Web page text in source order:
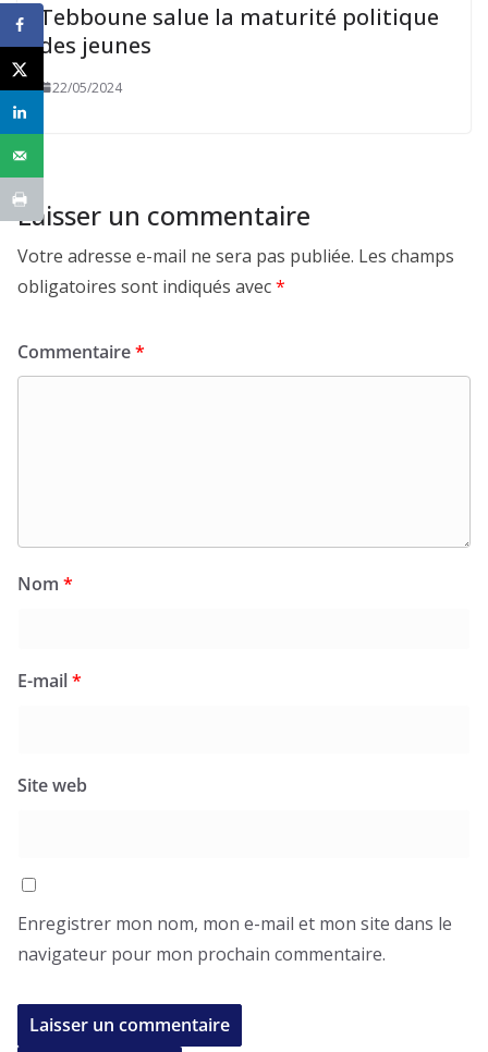
Tebboune salue la maturité politique
des jeunes
22/05/2024
Laisser un commentaire
Votre adresse e-mail ne sera pas publiée. Les champs
obligatoires sont indiqués avec*
Commentaire*
Nom *
E-mail*
Site web
Enregistrer mon nom, mon e-mail et mon site dans le
navigateur pour mon prochain commentaire.